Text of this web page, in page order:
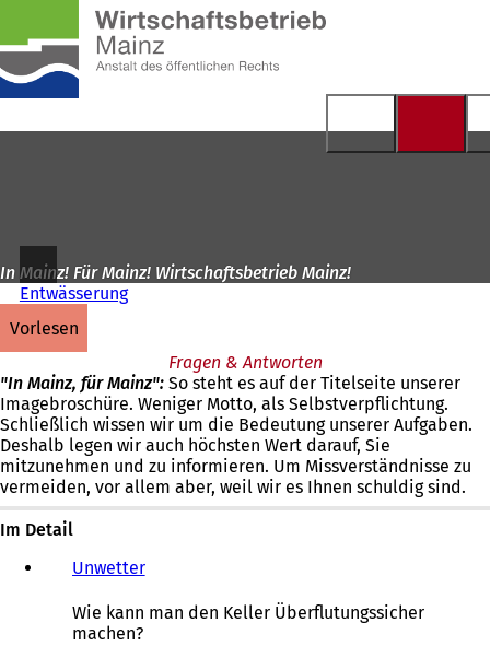
Inhalt anspringen
In Mainz! Für Mainz! Wirtschaftsbetrieb Mainz!
Entwässerung
vorlesen
Fragen & Antworten
"In Mainz, für Mainz": So steht es auf der Titelseite unserer
Imagebroschüre. Weniger Motto, als Selbstverpflichtung.
Schließlich wissen wir um die Bedeutung unserer Aufgaben.
Deshalb legen wir auch höchsten Wert darauf, Sie
mitzunehmen und zu informieren. Um Missverständnisse zu
vermeiden, vor allem aber, weil wir es Ihnen schuldig sind.
Im Detail
Unwetter
Wie kann man den Keller Überflutungssicher
machen?